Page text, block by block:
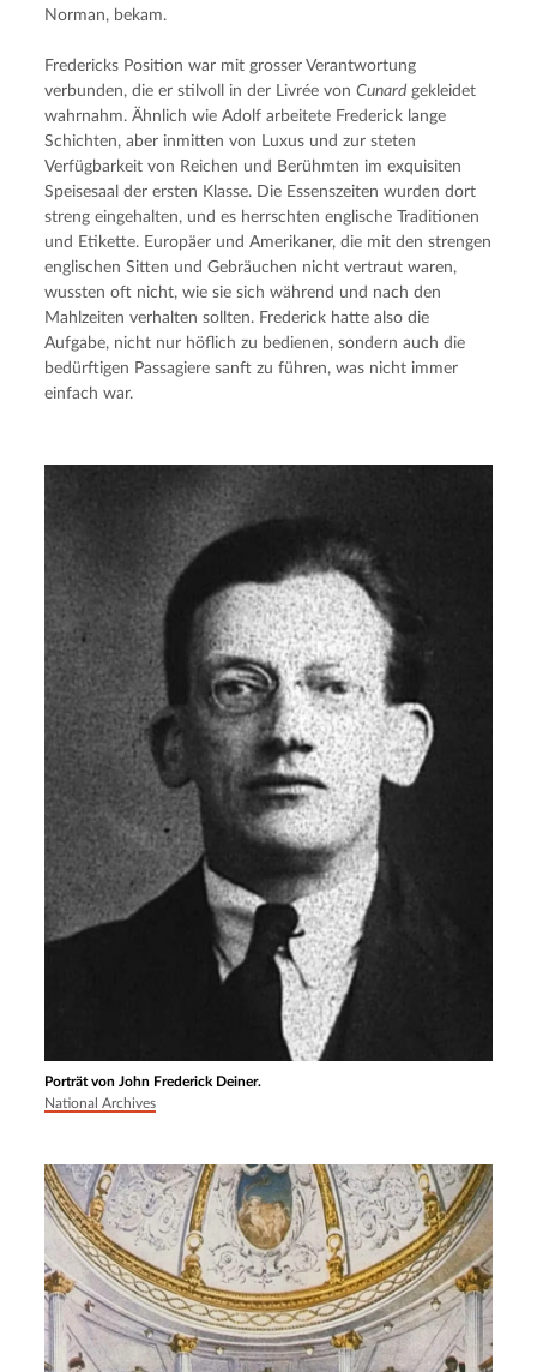
Norman, bekam.
Fredericks Position war mit grosser Verantwortung
verbunden, die er stilvoll in der Livrée von Cunard gekleidet
wahrnahm. Ähnlich wie Adolf arbeitete Frederick lange
Schichten, aber inmitten von Luxus und zur steten
Verfügbarkeit von Reichen und Berühmten im exquisiten
Speisesaal der ersten Klasse. Die Essenszeiten wurden dort
streng eingehalten, und es herrschten englische Traditionen
und Etikette. Europäer und Amerikaner, die mit den strengen
englischen Sitten und Gebräuchen nicht vertraut waren,
wussten oft nicht, wie sie sich während und nach den
Mahlzeiten verhalten sollten. Frederick hatte also die
Aufgabe, nicht nur höflich zu bedienen, sondern auch die
bedürftigen Passagiere sanft zu führen, was nicht immer
einfach war.
Porträt von John Frederick Deiner.
National Archives